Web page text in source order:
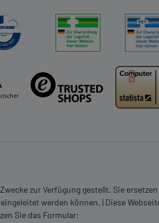
zur Verfügung gestellt. Sie
werden können. | Diese
Sie das Formular: